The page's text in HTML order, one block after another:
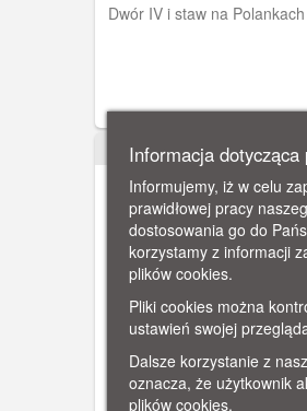
Dwór IV i staw na
1911
Gdańsk, Dwór IV
Informacja dotycząca
Informujemy, iż w celu
prawidłowej pracy
dostosowania go do
korzystamy z informacji
plików cookies.
Pliki cookies można
ustawień swojej
Dalsze korzystanie z
oznacza, że użytkownik
plików cookies.